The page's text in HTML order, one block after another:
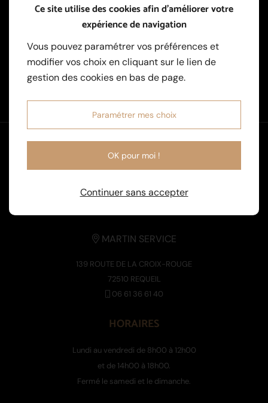
Demandez un devis
Demande de devis
MARTIN SERVICE
139 ROUTE DE LA CROIX-ROUGE
72510 REQUEIL
06 61 36 61 40
HORAIRES
Lundi au vendredi de 8h00 à 12h00
et de 14h00 à 18h00.
Fermé le samedi et le dimanche.
Ce site utilise des cookies afin d’améliorer votre
expérience de navigation
Vous pouvez paramétrer vos préférences et
modifier vos choix en cliquant sur le lien de
gestion des cookies en bas de page.
Paramétrer mes choix
OK pour moi !
Continuer sans accepter